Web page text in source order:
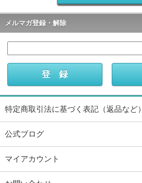
メルマガ登録・解除
特定商取引法に基づく表記（返品など）
公式ブログ
マイアカウント